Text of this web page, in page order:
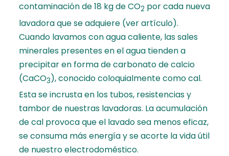
contaminación de 18 kg de CO2 por cada nueva
lavadora que se adquiere(ver artículo).
Cuando lavamos con agua caliente, las sales
minerales presentes en el agua tienden a
precipitar en forma de carbonato de calcio
(CaCO3), conocido coloquialmente como cal.
Esta se incrusta en los tubos, resistencias y
tambor de nuestras lavadoras. La acumulación
de cal provoca que el lavado sea menos eficaz,
se consuma más energía y se acorte la vida útil
de nuestro electrodoméstico.